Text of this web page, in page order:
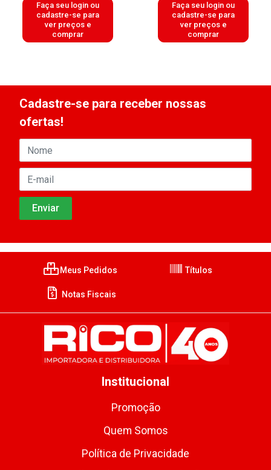
Faça seu login ou
cadastre-se para
ver preços e
comprar
Faça seu login ou
cadastre-se para
ver preços e
comprar
Cadastre-se para receber nossas
ofertas!
Meus Pedidos Títulos
Notas Fiscais
Institucional
Promoção
Quem Somos
Política de Privacidade